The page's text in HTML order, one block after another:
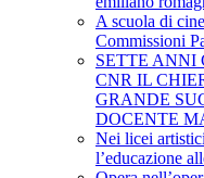
A scuola di
Commissioni
SETTE ANNI
CNR IL
GRANDE
DOCENTE
Nei licei
l’educazione